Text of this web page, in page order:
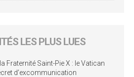
LES PLUS LUES
Fraternité Saint-Pie X : le Vatican
d’excommunication